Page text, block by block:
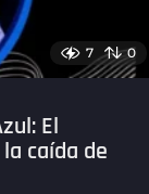
7 0
El
caída de